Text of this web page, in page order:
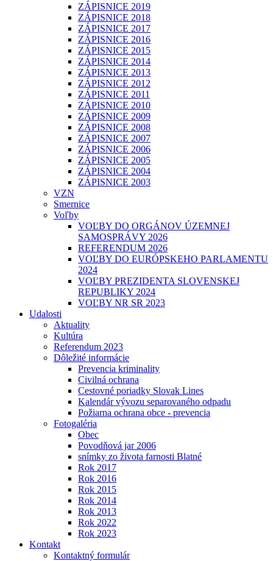
ZÁPISNICE 2019
ZÁPISNICE 2018
ZÁPISNICE 2017
ZÁPISNICE 2016
ZÁPISNICE 2015
ZÁPISNICE 2014
ZÁPISNICE 2013
ZÁPISNICE 2012
ZÁPISNICE 2011
ZÁPISNICE 2010
ZÁPISNICE 2009
ZÁPISNICE 2008
ZÁPISNICE 2007
ZÁPISNICE 2006
ZÁPISNICE 2005
ZÁPISNICE 2004
ZÁPISNICE 2003
VZN
Smernice
Voľby
VOĽBY DO ORGÁNOV ÚZEMNEJ
SAMOSPRÁVY 2026
REFERENDUM 2026
VOĽBY DO EURÓPSKEHO PARLAMENTU
2024
VOĽBY PREZIDENTA SLOVENSKEJ
REPUBLIKY 2024
VOĽBY NR SR 2023
Udalosti
Aktuality
Kultúra
Referendum 2023
Dôležité informácie
Prevencia kriminality
Civilná ochrana
Cestovné poriadky Slovak Lines
Kalendár vývozu separovaného odpadu
Požiarna ochrana obce - prevencia
Fotogaléria
Obec
Povodňová jar 2006
snímky zo života farnosti Blatné
Rok 2017
Rok 2016
Rok 2015
Rok 2014
Rok 2013
Rok 2022
Rok 2023
Kontakt
Kontaktný formulár